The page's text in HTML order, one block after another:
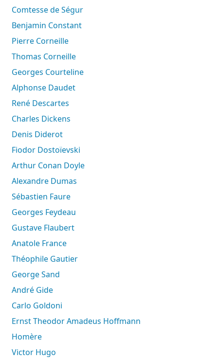
Comtesse de Ségur
Benjamin Constant
Pierre Corneille
Thomas Corneille
Georges Courteline
Alphonse Daudet
René Descartes
Charles Dickens
Denis Diderot
Fiodor Dostoïevski
Arthur Conan Doyle
Alexandre Dumas
Sébastien Faure
Georges Feydeau
Gustave Flaubert
Anatole France
Théophile Gautier
George Sand
André Gide
Carlo Goldoni
Ernst Theodor Amadeus Hoffmann
Homère
Victor Hugo